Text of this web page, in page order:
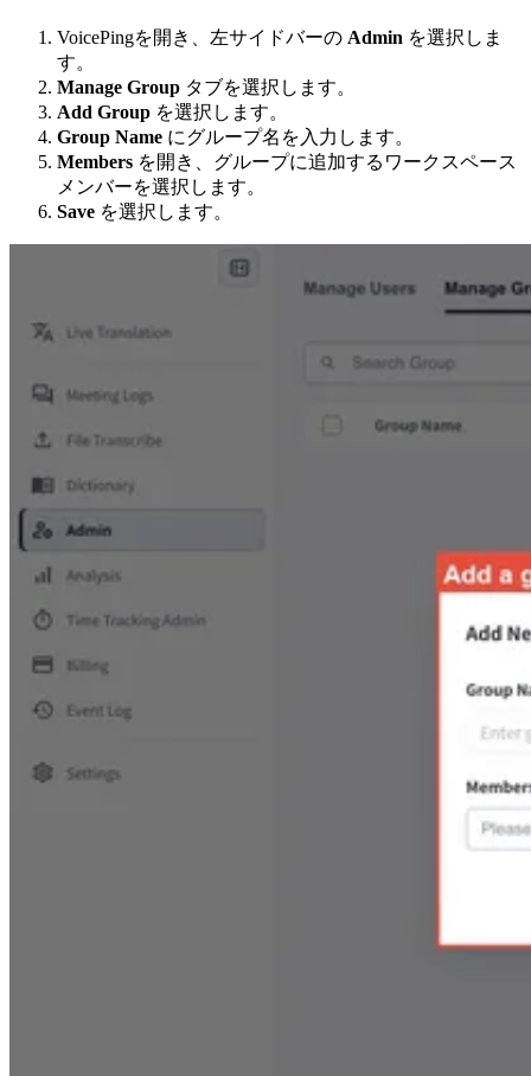
VoicePingを開き、左サイドバーの Admin を選択しま
す。
Manage Group タブを選択します。
Add Group を選択します。
Group Name にグループ名を入力します。
Members を開き、グループに追加するワークスペース
メンバーを選択します。
Save を選択します。